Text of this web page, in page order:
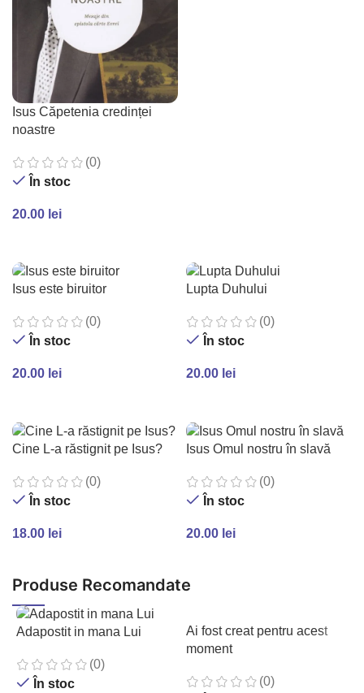
Isus Căpetenia credinței
noastre
(0)
În stoc
20.00 lei
Isus este biruitor
(0)
În stoc
20.00 lei
Lupta Duhului
(0)
În stoc
20.00 lei
Cine L-a răstignit pe Isus?
(0)
În stoc
18.00 lei
Isus Omul nostru în slavă
(0)
În stoc
20.00 lei
Produse Recomandate
Adapostit in mana Lui
(0)
În stoc
Ai fost creat pentru acest
moment
(0)